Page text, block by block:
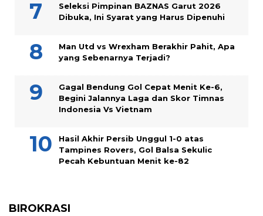
Seleksi Pimpinan BAZNAS Garut 2026
Dibuka, Ini Syarat yang Harus Dipenuhi
Man Utd vs Wrexham Berakhir Pahit, Apa
yang Sebenarnya Terjadi?
Gagal Bendung Gol Cepat Menit Ke-6,
Begini Jalannya Laga dan Skor Timnas
Indonesia Vs Vietnam
Hasil Akhir Persib Unggul 1-0 atas
Tampines Rovers, Gol Balsa Sekulic
Pecah Kebuntuan Menit ke-82
BIROKRASI